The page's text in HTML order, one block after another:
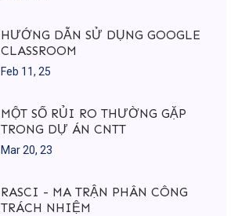
HƯỚNG DẪN SỬ DỤNG GOOGLE
CLASSROOM
Feb 11, 25
MỘT SỐ RỦI RO THƯỜNG GẶP
TRONG DỰ ÁN CNTT
Mar 20, 23
RASCI - MA TRẬN PHÂN CÔNG
TRÁCH NHIỆM